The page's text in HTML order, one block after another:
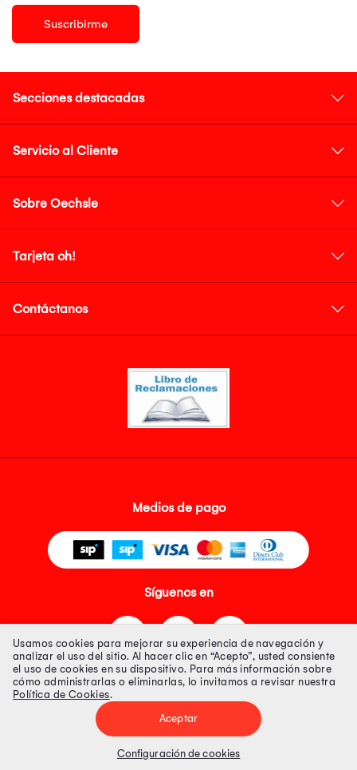
Suscribirme
Secciones destacadas
Servicio al Cliente
Sobre Oechsle
Tarjeta oh!
Contáctanos
Medios de pago
Síguenos en
Tienda 100% Segura
Tiendas Peruanas S.A. R.U.C. Nº 20493020618. Todos los derechos
Precios disponibles solo en www.oechsle.pe. Precios online publicados
Usamos cookies para mejorar su experiencia de navegación y
analizar el uso del sitio. Al hacer clic en “Acepto”, usted consiente
el uso de cookies en su dispositivo. Para más información sobre
cómo administrarlas o eliminarlas, lo invitamos a revisar nuestra
Política de Cookies.
Aceptar
Configuración de cookies